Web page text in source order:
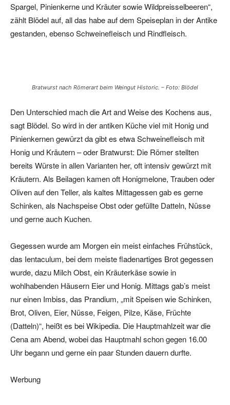
Spargel, Pinienkerne und Kräuter sowie Wildpreisselbeeren“,
zählt Blödel auf, all das habe auf dem Speiseplan in der Antike
gestanden, ebenso Schweinefleisch und Rindfleisch.
Bratwurst nach Römerart beim Weingut Historic. – Foto: Blödel
Den Unterschied mach die Art and Weise des Kochens aus,
sagt Blödel. So wird in der antiken Küche viel mit Honig und
Pinienkernen gewürzt da gibt es etwa Schweinefleisch mit
Honig und Kräutern – oder Bratwurst: Die Römer stellten
bereits Würste in allen Varianten her, oft intensiv gewürzt mit
Kräutern. Als Beilagen kamen oft Honigmelone, Trauben oder
Oliven auf den Teller, als kaltes Mittagessen gab es gerne
Schinken, als Nachspeise Obst oder gefüllte Datteln, Nüsse
und gerne auch Kuchen.
Gegessen wurde am Morgen ein meist einfaches Frühstück,
das Ientaculum, bei dem meiste fladenartiges Brot gegessen
wurde, dazu Milch Obst, ein Kräuterkäse sowie in
wohlhabenden Häusern Eier und Honig. Mittags gab’s meist
nur einen Imbiss, das Prandium, „mit Speisen wie Schinken,
Brot, Oliven, Eier, Nüsse, Feigen, Pilze, Käse, Früchte
(Datteln)“, heißt es bei Wikipedia. Die Hauptmahlzeit war die
Cena am Abend, wobei das Hauptmahl schon gegen 16.00
Uhr begann und gerne ein paar Stunden dauern durfte.
Werbung